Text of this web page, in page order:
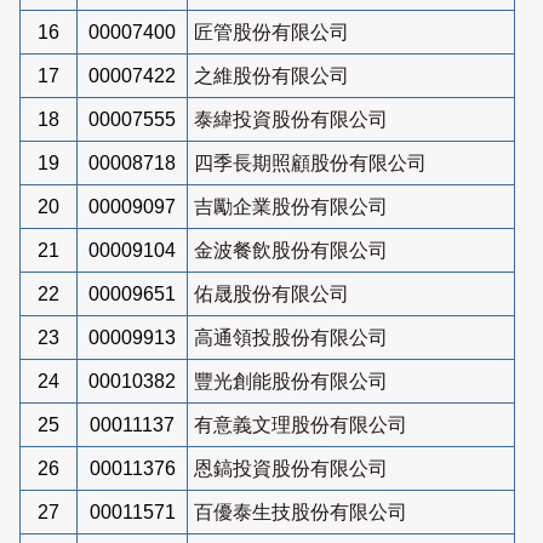
16 00007400 匠管股份有限公司
17 00007422 之維股份有限公司
18 00007555 泰緯投資股份有限公司
19 00008718 四季長期照顧股份有限公司
20 00009097 吉勵企業股份有限公司
21 00009104 金波餐飲股份有限公司
22 00009651 佑晟股份有限公司
23 00009913 高通領投股份有限公司
24 00010382 豐光創能股份有限公司
25 00011137 有意義文理股份有限公司
26 00011376 恩鎬投資股份有限公司
27 00011571 百優泰生技股份有限公司